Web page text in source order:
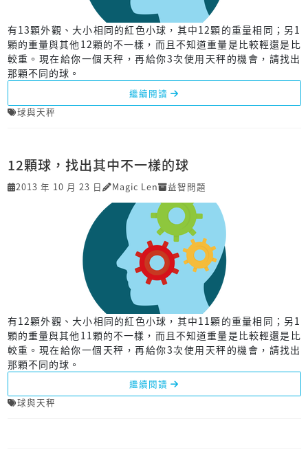
有13顆外觀、大小相同的紅色小球，其中12顆的重量相同；另1
顆的重量與其他12顆的不一樣，而且不知道重量是比較輕還是比
較重。現在給你一個天秤，再給你3次使用天秤的機會，請找出
那顆不同的球。
繼續閱讀
球與天秤
12顆球，找出其中不一樣的球
2013 年 10 月 23 日 Magic Len 益智問題
有12顆外觀、大小相同的紅色小球，其中11顆的重量相同；另1
顆的重量與其他11顆的不一樣，而且不知道重量是比較輕還是比
較重。現在給你一個天秤，再給你3次使用天秤的機會，請找出
那顆不同的球。
繼續閱讀
球與天秤